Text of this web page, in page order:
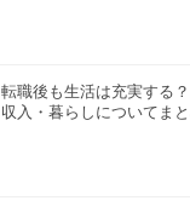
転職後も生活は充実する
収入・暮らしについてま